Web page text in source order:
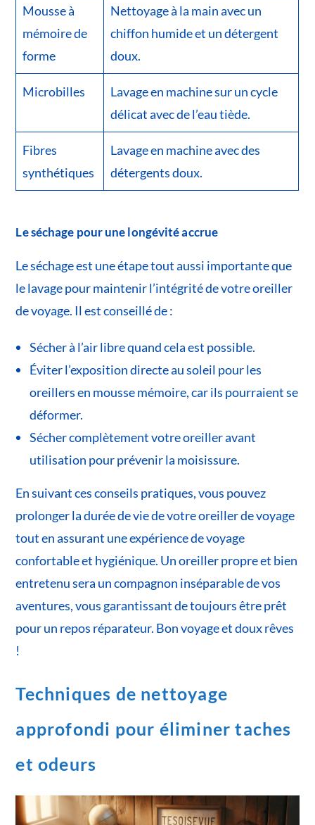
Mousse à
mémoire de
forme
Nettoyage à la main avec un
chiffon humide et un détergent
doux.
Microbilles
Lavage en machine sur un cycle
délicat avec de l’eau tiède.
Fibres
synthétiques
Lavage en machine avec des
détergents doux.
Le séchage pour une longévité accrue
Le séchage est une étape tout aussi importante que
le lavage pour maintenir l’intégrité de votre oreiller
de voyage. Il est conseillé de :
Sécher à l’air libre quand cela est possible.
Éviter l’exposition directe au soleil pour les
oreillers en mousse mémoire, car ils pourraient se
déformer.
Sécher complètement votre oreiller avant
utilisation pour prévenir la moisissure.
En suivant ces conseils pratiques, vous pouvez
prolonger la durée de vie de votre oreiller de voyage
tout en assurant une expérience de voyage
confortable et hygiénique. Un oreiller propre et bien
entretenu sera un compagnon inséparable de vos
aventures, vous garantissant de toujours être prêt
pour un repos réparateur. Bon voyage et doux rêves
!
Techniques de nettoyage
approfondi pour éliminer taches
et odeurs